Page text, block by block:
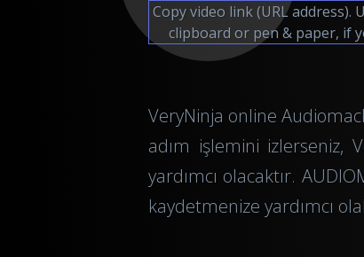
Copy video link (URL address).
clipboard or pen & paper, if
VeryNinja online
adım işlemini izlerseniz,
yardımcı olacaktır.
kaydetmenize yardımcı